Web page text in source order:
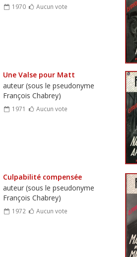
1970 Aucun vote
Une Valse pour Matt
auteur (sous le pseudonyme
François Chabrey)
1971 Aucun vote
Culpabilité compensée
auteur (sous le pseudonyme
François Chabrey)
1972 Aucun vote